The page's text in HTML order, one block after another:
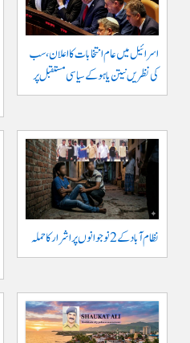
اسرائیل میں عام انتخابات کا اعلان، سب
کی نظریں نیتن یاہو کے سیاسی مستقبل پر
نظام آباد کے 2 نوجوانوں پر اشرار کا حملہ